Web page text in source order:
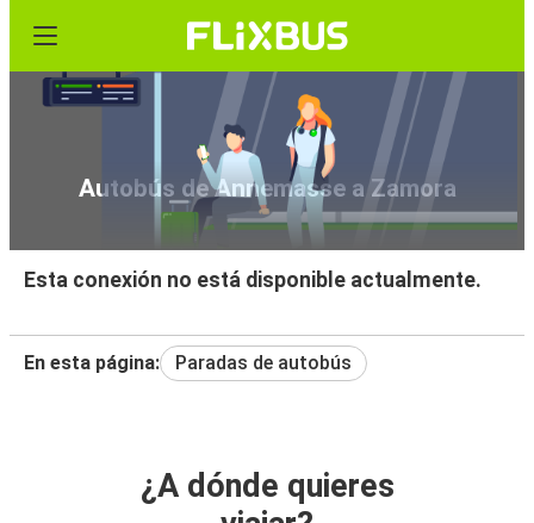
Autobús de Annemasse a Zamora
Esta conexión no está disponible actualmente.
En esta página: Paradas de autobús
¿A dónde quieres